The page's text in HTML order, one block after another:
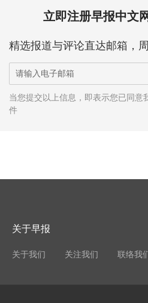
立即注册早报中文
精选报道与评论直达邮箱，
当您提交以上信息，即表示您已同意
件
关于早报
关于我们 关注我们 联络我